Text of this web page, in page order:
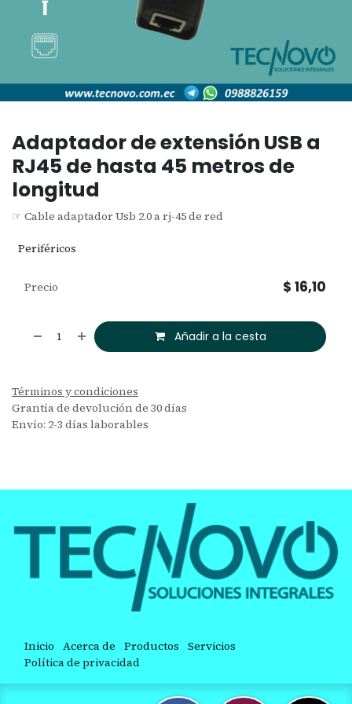
Adaptador de extensión USB a
RJ45 de hasta 45 metros de
longitud
☞ Cable adaptador Usb 2.0 a rj-45 de red
Periféricos
Añadir a la cesta
Precio $ 16,10
Términos y condiciones
Grantía de devolución de 30 días
Envío: 2-3 días laborables
Inicio Acerca de Productos Servicios
Política de privacidad